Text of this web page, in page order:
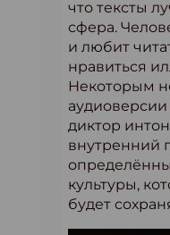
что тексты
сфера.
и любит
нравиться
Некоторым
аудиоверсии
диктор
внутренний
культуры,
будет